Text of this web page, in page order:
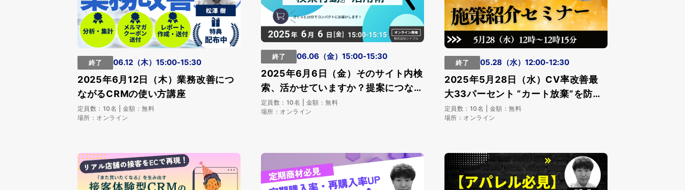
終了 06.12（木）15:00-15:30
2025年6月12日（木）業務改善につ
ながるCRMの使い方講座
定員数：10名 | 金額：無料
場所：オンライン
終了 06.06（金）15:00-15:30
2025年6月6日（金）そのサイト内検
索、活かせていますか？提案につなが
る『検索行動』活用
定員数：10名 | 金額：無料
場所：オンライン
終了 05.28（水）12:00-12:30
2025年5月28日（水）CV率改善最
大33パーセント “カート放棄”を防ぐ
接客設計とは？
定員数：10名 | 金額：無料
場所：オンライン